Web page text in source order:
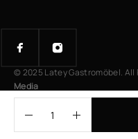
© 2025 Latey Gastromöbel. All
Media